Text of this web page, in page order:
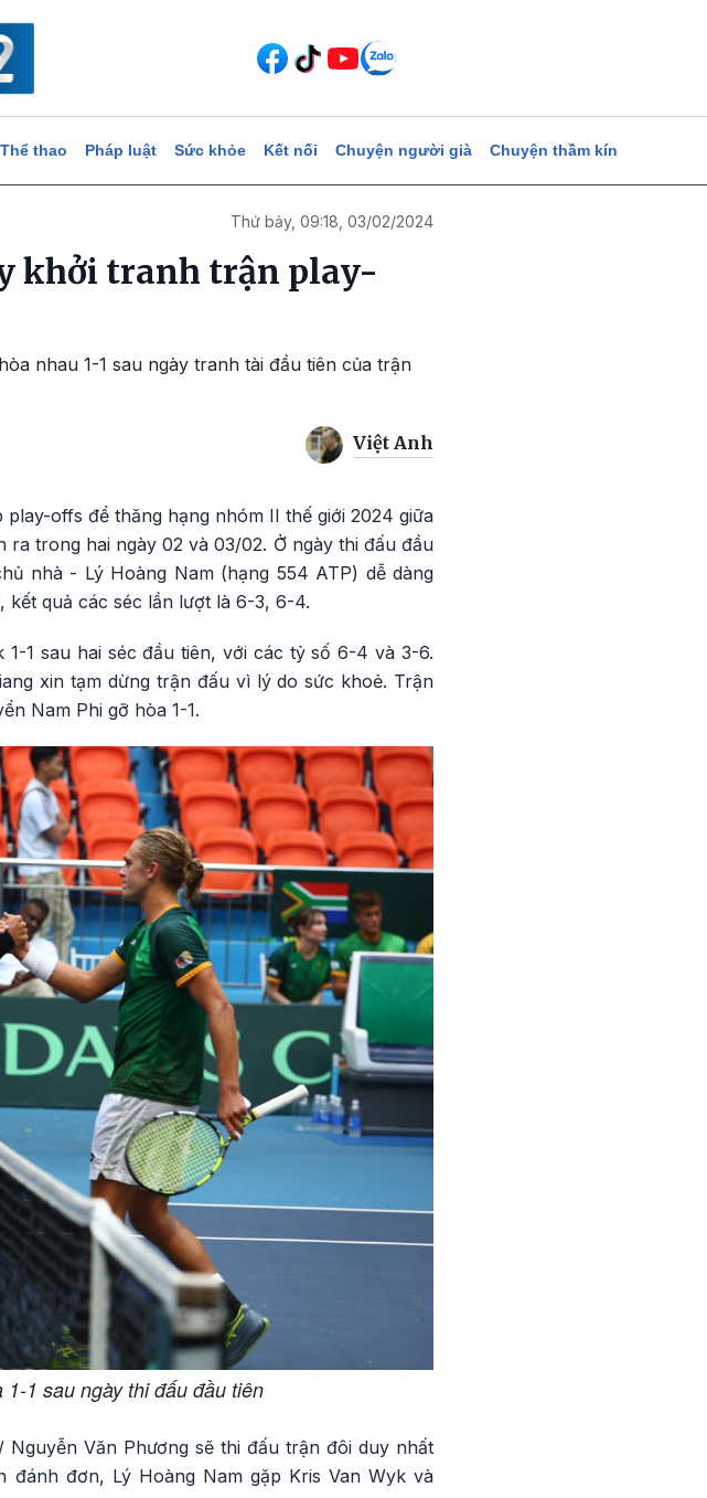
Thể thao Pháp luật Sức khỏe Kết nối Chuyện người già Chuyện thầm kín
Thứ bảy, 09:18, 03/02/2024
khởi tranh trận play-
nhau 1-1 sau ngày tranh tài đầu tiên của trận
Việt Anh
offs để thăng hạng nhóm II thế giới 2024 giữa
ra trong hai ngày 02 và 03/02. Ở ngày thi đấu đầu
nhà - Lý Hoàng Nam (hạng 554 ATP) dễ dàng
kết quả các séc lần lượt là 6-3, 6-4.
1 sau hai séc đầu tiên, với các tỷ số 6-4 và 3-6.
xin tạm dừng trận đấu vì lý do sức khoẻ. Trận
Nam Phi gỡ hòa 1-1.
1 sau ngày thi đấu đầu tiên
Văn Phương sẽ thi đấu trận đôi duy nhất
đánh đơn, Lý Hoàng Nam gặp Kris Van Wyk và